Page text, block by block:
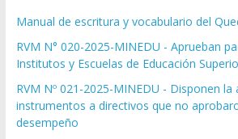
Manual de escritura y vocabulario del
RVM N° 020-2025-MINEDU - Aprueban
Institutos y Escuelas de Educación
RVM Nº 021-2025-MINEDU - Disponen la
instrumentos a directivos que no
desempeño